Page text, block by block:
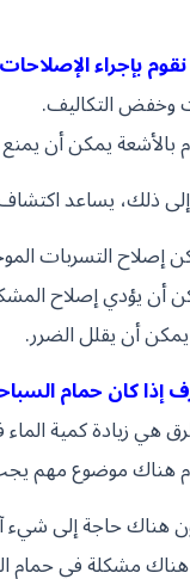
نقوم بإجراء
وخفض التكاليف.
بالأشعة يمكن أن
ذلك، يساعد
التسربات
أن يؤدي إصلاح
يمكن أن يقلل الضرر.
إذا كان حمام
هي زيادة كمية
هناك موضوع مهم
هناك حاجة إلى
هناك مشكلة في حمام